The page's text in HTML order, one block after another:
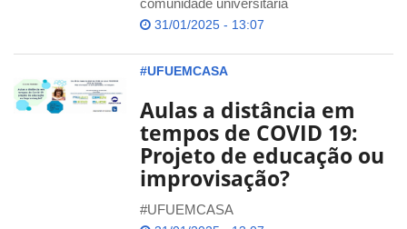
comunidade universitária
31/01/2025 - 13:07
#UFUEMCASA
Aulas a distância em
tempos de COVID 19:
Projeto de educação ou
improvisação?
#UFUEMCASA